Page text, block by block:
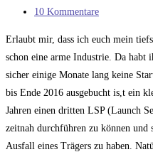
Kategorie:
Beitrags-
10 Kommentare
Erlaubt mir, dass ich euch mein
schon eine arme Industrie. Da habt
sicher einige Monate lang keine
bis Ende 2016 ausgebucht is,t ein
Jahren einen dritten LSP (Launch
zeitnah durchführen zu können und
Ausfall eines Trägers zu haben.